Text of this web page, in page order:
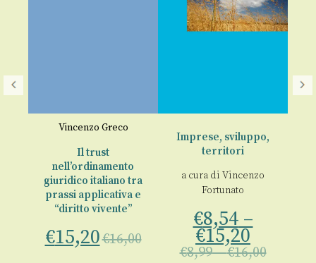
Vincenzo Greco
Il trust
nell’ordinamento
giuridico italiano tra
prassi applicativa e
“diritto vivente”
€15,20€16,00
Imprese, sviluppo,
territori
a cura di Vincenzo
Fortunato
€8,54–
€15,20
€8,99–€16,00